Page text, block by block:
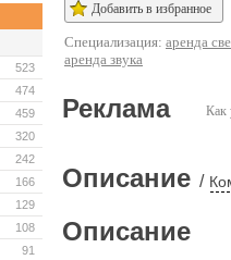
523
474
459
320
242
166
129
108
91
Добавить в избранное
Специализация: аренда
аренда звука
Как
Реклама
Описание /
Описание